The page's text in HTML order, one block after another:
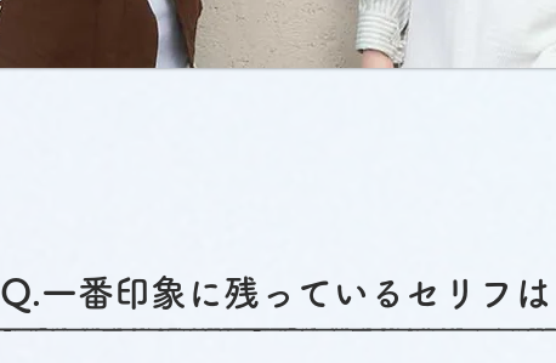
​Q.一番印象に残っているセリフ